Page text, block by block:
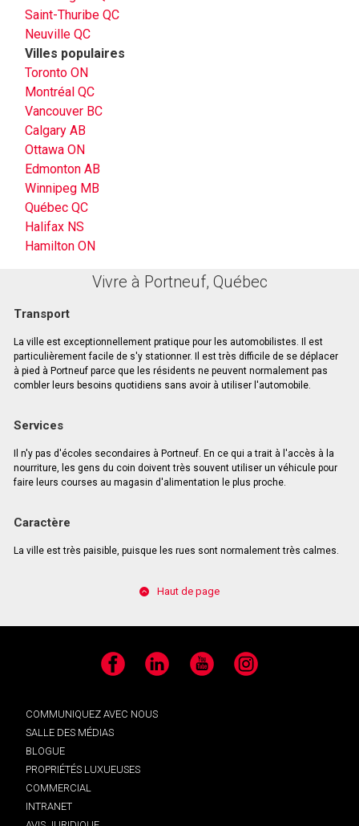
Saint-Thuribe QC
Neuville QC
Villes populaires
Toronto ON
Montréal QC
Vancouver BC
Calgary AB
Ottawa ON
Edmonton AB
Winnipeg MB
Québec QC
Halifax NS
Hamilton ON
Vivre à Portneuf, Québec
Transport
La ville est exceptionnellement pratique pour les automobilistes. Il est
particulièrement facile de s'y stationner. Il est très difficile de se déplacer
à pied à Portneuf parce que les résidents ne peuvent normalement pas
combler leurs besoins quotidiens sans avoir à utiliser l'automobile.
Services
Il n'y pas d'écoles secondaires à Portneuf. En ce qui a trait à l'accès à la
nourriture, les gens du coin doivent très souvent utiliser un véhicule pour
faire leurs courses au magasin d'alimentation le plus proche.
Caractère
La ville est très paisible, puisque les rues sont normalement très calmes.
Haut de page
Facebook LinkedIn YouTube Instagram
COMMUNIQUEZ AVEC NOUS
SALLE DES MÉDIAS
BLOGUE
PROPRIÉTÉS LUXUEUSES
COMMERCIAL
INTRANET